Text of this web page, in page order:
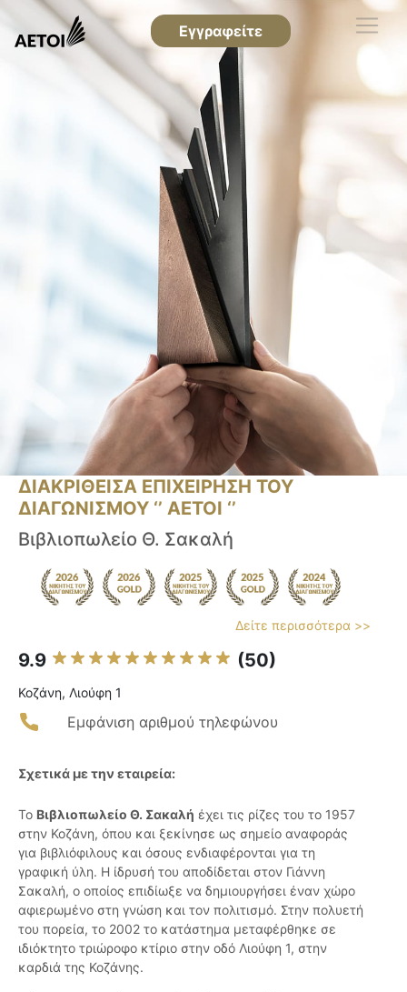
Εγγραφείτε
ΔΙΑΚΡΙΘΕΙΣΑ ΕΠΙΧΕΙΡΗΣΗ ΤΟΥ
ΔΙΑΓΩΝΙΣΜΟΥ ‘’ ΑΕΤΟΙ ‘’
Βιβλιοπωλείο Θ. Σακαλή
Δείτε περισσότερα >>
9.9 (50)
Κοζάνη, Λιούφη 1
Εμφάνιση αριθμού τηλεφώνου
Σχετικά με την εταιρεία:
Το Βιβλιοπωλείο Θ. Σακαλή έχει τις ρίζες του το 1957
στην Κοζάνη, όπου και ξεκίνησε ως σημείο αναφοράς
για βιβλιόφιλους και όσους ενδιαφέρονται για τη
γραφική ύλη. Η ίδρυσή του αποδίδεται στον Γιάννη
Σακαλή, ο οποίος επιδίωξε να δημιουργήσει έναν χώρο
αφιερωμένο στη γνώση και τον πολιτισμό. Στην πολυετή
του πορεία, το 2002 το κατάστημα μεταφέρθηκε σε
ιδιόκτητο τριώροφο κτίριο στην οδό Λιούφη 1, στην
καρδιά της Κοζάνης.